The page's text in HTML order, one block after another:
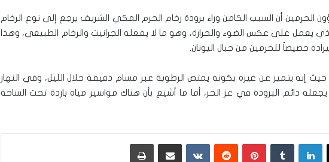
الحرمين أن السبب الكامن وراء برودة رخام الحرم المكي الشريف يرجع إلى نوع الرخام
يعمل على عكس الضوء والحرارة، وهو ما لا يفعله الجرانيت والرخام الطبيعي، وهذا
خصيصاً للحرمين من جبال اليونان.
إلى 5 سنتمترات، حيث إنه يتميز عن غيره بكونه يمتص الرطوبة عبر مسام دقيقة خلال الليل، وفي النهار
دائم البرودة في عز الحر، أما ما أشيع بأن هناك مواسير مياه باردة تحت الساحة
لينكدإن بينتيريست ‏VKontakte